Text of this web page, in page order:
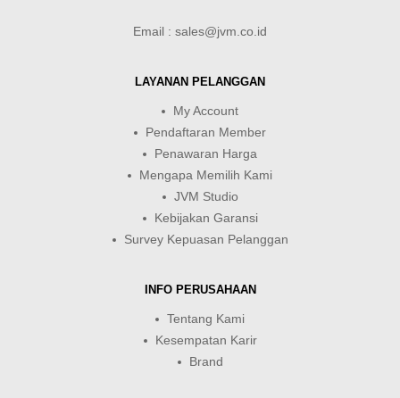
Email : sales@jvm.co.id
LAYANAN PELANGGAN
My Account
Pendaftaran Member
Penawaran Harga
Mengapa Memilih Kami
JVM Studio
Kebijakan Garansi
Survey Kepuasan Pelanggan
INFO PERUSAHAAN
Tentang Kami
Kesempatan Karir
Brand